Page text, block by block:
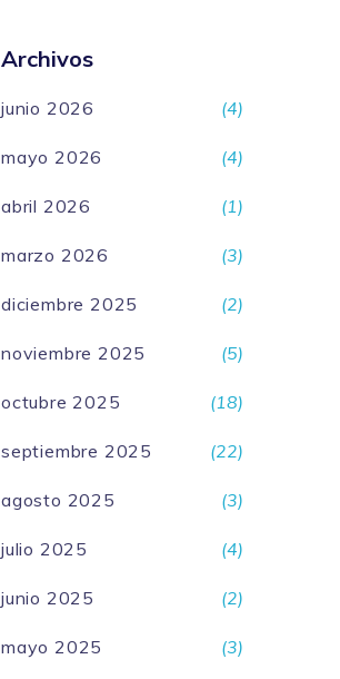
Archivos
junio 2026 (4)
mayo 2026 (4)
abril 2026 (1)
marzo 2026 (3)
diciembre 2025 (2)
noviembre 2025 (5)
octubre 2025 (18)
septiembre 2025 (22)
agosto 2025 (3)
julio 2025 (4)
junio 2025 (2)
mayo 2025 (3)